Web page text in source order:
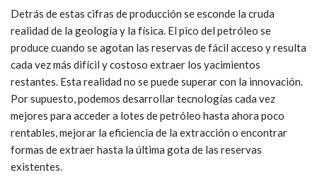
Detrás de estas cifras de producción se esconde la cruda
realidad de la geología y la física. El pico del petróleo se
produce cuando se agotan las reservas de fácil acceso y resulta
cada vez más difícil y costoso extraer los yacimientos
restantes. Esta realidad no se puede superar con la innovación.
Por supuesto, podemos desarrollar tecnologías cada vez
mejores para acceder a lotes de petróleo hasta ahora poco
rentables, mejorar la eficiencia de la extracción o encontrar
formas de extraer hasta la última gota de las reservas
existentes.